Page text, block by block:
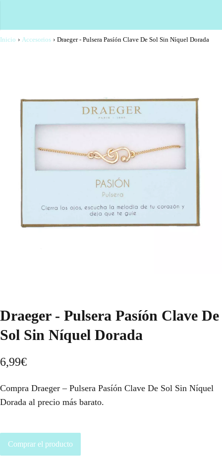
Inicio › Accesorios › Draeger - Pulsera Pasíón Clave De Sol Sin Níquel Dorada
Draeger - Pulsera Pasíón Clave De
Sol Sin Níquel Dorada
6,99€
Compra Draeger – Pulsera Pasíón Clave De Sol Sin Níquel
Dorada al precio más barato.
Comprar el producto